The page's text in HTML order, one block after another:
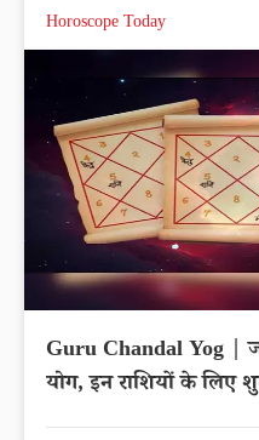
Horoscope Today
Guru Chandal Yog |
योग, इन राशियों के लिए